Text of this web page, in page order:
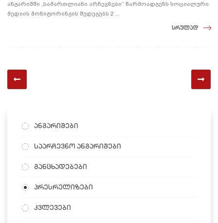
ანგარიშში „სამართლიანი არჩევნები“ წარმოადგენს სოციალური
მედიის მონიტორინგის შედეგებს 2 ...
სრულად
ანგარიშები
საარჩევნო ანგარიშები
განცხადებები
პრესრელიზები
კვლევები